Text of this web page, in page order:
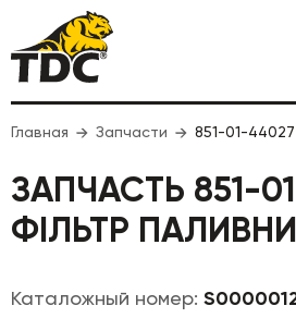
Главная Запчасти 851-01-
ЗАПЧАСТЬ 851-
ФІЛЬТР
Каталожный номер: